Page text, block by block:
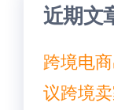
近期文
跨境电
议跨境